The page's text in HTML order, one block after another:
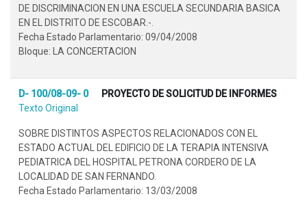
DE DISCRIMINACION EN UNA ESCUELA SECUNDARIA BASICA
EN EL DISTRITO DE ESCOBAR.-.
Fecha Estado Parlamentario: 09/04/2008
Bloque: LA CONCERTACION
D- 100/08-09- 0
PROYECTO DE SOLICITUD DE INFORMES
Texto Original
SOBRE DISTINTOS ASPECTOS RELACIONADOS CON EL
ESTADO ACTUAL DEL EDIFICIO DE LA TERAPIA INTENSIVA
PEDIATRICA DEL HOSPITAL PETRONA CORDERO DE LA
LOCALIDAD DE SAN FERNANDO.
Fecha Estado Parlamentario: 13/03/2008